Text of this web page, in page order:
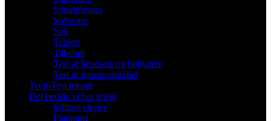
Smartphones
Software
Spil
Tablets
Tilbehør
Test af headsets og højttalere
Test af transportmidler
Tech-Test mener
Det bedste vi har testet
Editors choice
Platinum